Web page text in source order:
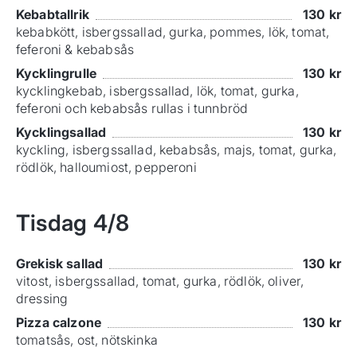
Kebabtallrik
130 kr
kebabkött, isbergssallad, gurka, pommes, lök, tomat,
feferoni & kebabsås
Kycklingrulle
130 kr
kycklingkebab, isbergssallad, lök, tomat, gurka,
feferoni och kebabsås rullas i tunnbröd
Kycklingsallad
130 kr
kyckling, isbergssallad, kebabsås, majs, tomat, gurka,
rödlök, halloumiost, pepperoni
Tisdag 4/8
Grekisk sallad 130 kr
vitost, isbergssallad, tomat, gurka, rödlök, oliver,
dressing
Pizza calzone
130 kr
tomatsås, ost, nötskinka